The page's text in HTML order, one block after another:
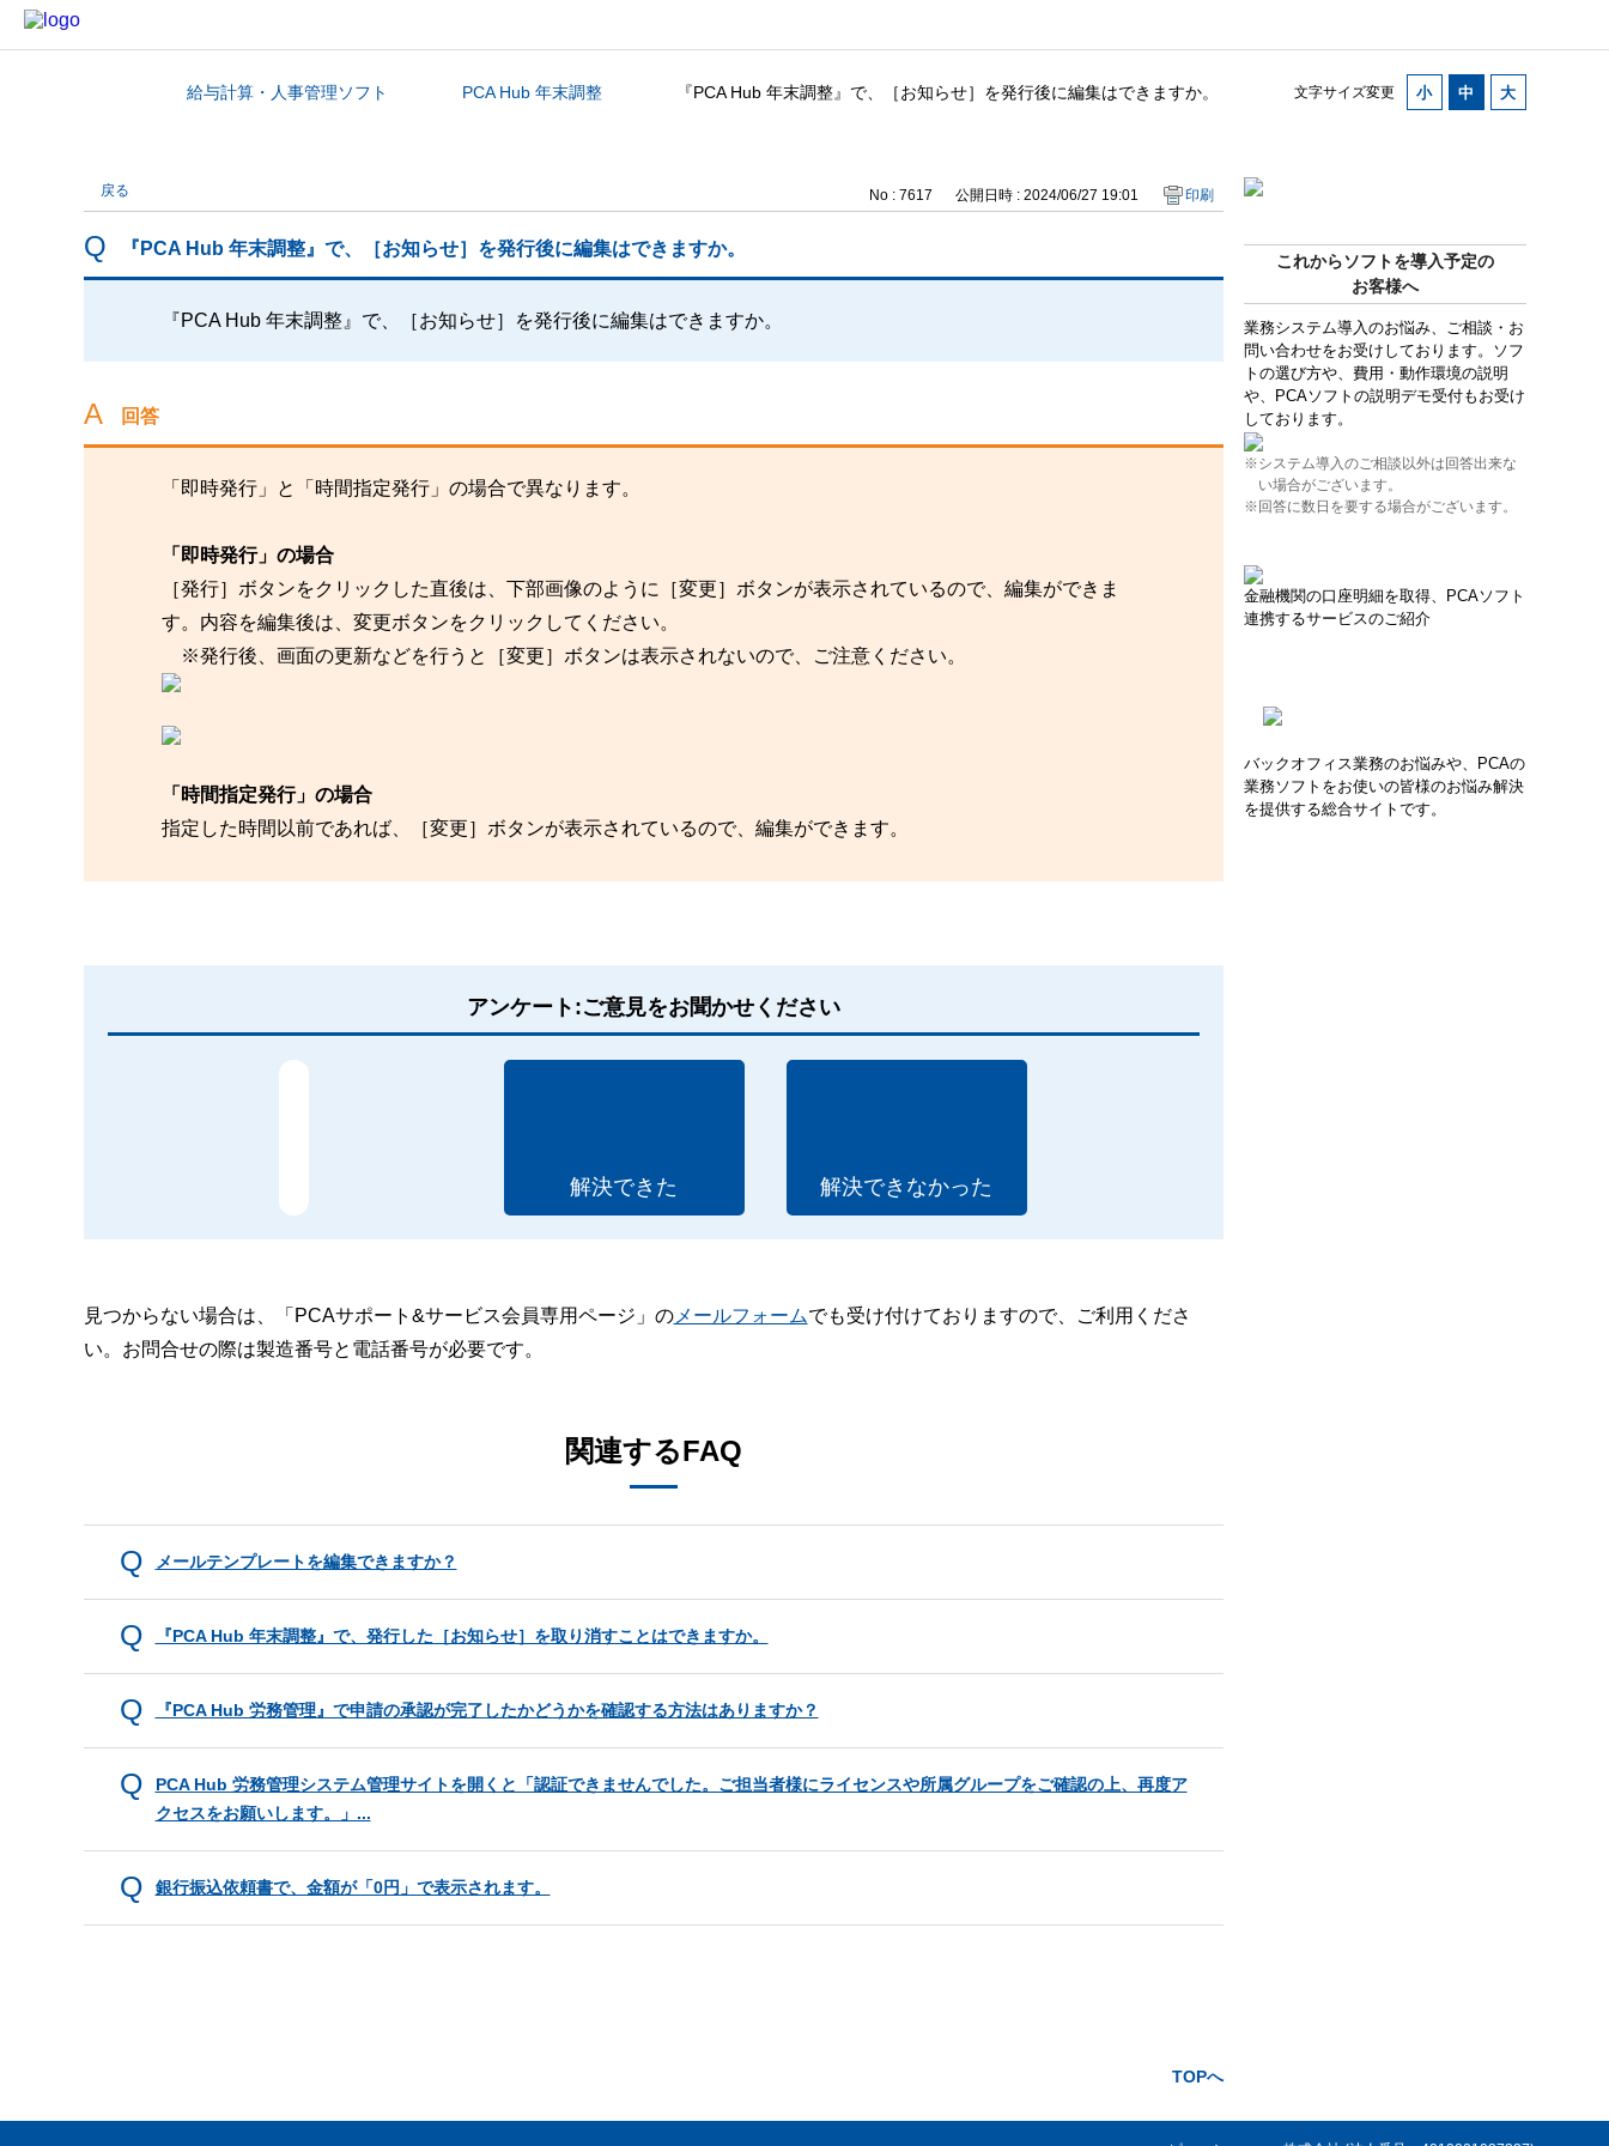
文字サイズ変更
カテゴリから探す給与計算・人事管理ソフト PCA Hub 年末調整 『PCA Hub 年末調整』で、［お知らせ］を発行後に編集はできますか。
これからソフトを導入予定の
お客様へ
業務システム導入のお悩み、ご相談・お
問い合わせをお受けしております。ソフ
トの選び方や、費用・動作環境の説明
や、PCAソフトの説明デモ受付もお受け
しております。
※システム導入のご相談以外は回答出来な
い場合がございます。
※回答に数日を要する場合がございます。
金融機関の口座明細を取得、PCAソフト
連携するサービスのご紹介
バックオフィス業務のお悩みや、PCAの
業務ソフトをお使いの皆様のお悩み解決
を提供する総合サイトです。
戻る No : 7617 公開日時 : 2024/06/27 19:01 印刷
『PCA Hub 年末調整』で、［お知らせ］を発行後に編集はできますか。
『PCA Hub 年末調整』で、［お知らせ］を発行後に編集はできますか。
回答
「即時発行」と「時間指定発行」の場合で異なります。
「即時発行」の場合
［発行］ボタンをクリックした直後は、下部画像のように［変更］ボタンが表示されているので、編集ができま
す。内容を編集後は、変更ボタンをクリックしてください。
※発行後、画面の更新などを行うと［変更］ボタンは表示されないので、ご注意ください。
「時間指定発行」の場合
指定した時間以前であれば、［変更］ボタンが表示されているので、編集ができます。
アンケート:ご意見をお聞かせください
解決できた 解決できなかった
見つからない場合は、「PCAサポート&サービス会員専用ページ」のメールフォームでも受け付けておりますので、ご利用くださ
い。お問合せの際は製造番号と電話番号が必要です。
関連するFAQ
メールテンプレートを編集できますか？
『PCA Hub 年末調整』で、発行した［お知らせ］を取り消すことはできますか。
『PCA Hub 労務管理』で申請の承認が完了したかどうかを確認する方法はありますか？
PCA Hub 労務管理システム管理サイトを開くと「認証できませんでした。ご担当者様にライセンスや所属グループをご確認の上、再度ア
クセスをお願いします。」...
銀行振込依頼書で、金額が「0円」で表示されます。
TOPへ